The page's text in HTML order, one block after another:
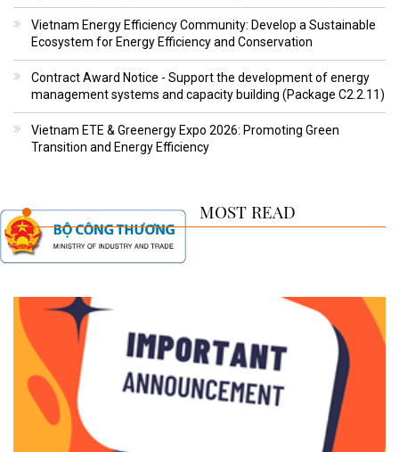
Vietnam Energy Efficiency Community: Develop a Sustainable
Ecosystem for Energy Efficiency and Conservation
Contract Award Notice - Support the development of energy
management systems and capacity building (Package C2.2.11)
Vietnam ETE & Greenergy Expo 2026: Promoting Green
Transition and Energy Efficiency
MOST READ